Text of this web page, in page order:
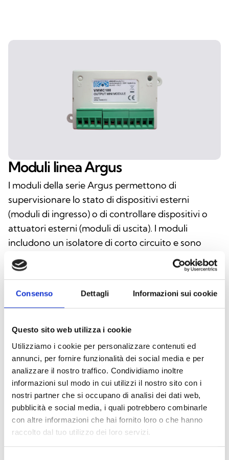
Consenso Dettagli Informazioni sui cookie
Questo sito web utilizza i cookie
Utilizziamo i cookie per personalizzare contenuti ed
annunci, per fornire funzionalità dei social media e per
analizzare il nostro traffico. Condividiamo inoltre
informazioni sul modo in cui utilizzi il nostro sito con i
nostri partner che si occupano di analisi dei dati web,
pubblicità e social media, i quali potrebbero combinarle
con altre informazioni che hai fornito loro o che hanno
raccolto dal tuo utilizzo dei loro servizi.
Moduli linea Argus
I moduli della serie Argus permettono di
supervisionare lo stato di dispositivi esterni
(moduli di ingresso) o di controllare dispositivi o
attuatori esterni (moduli di uscita). I moduli
includono un isolatore di corto circuito e sono
disponibili nella versione mini o da parete.
Pulsanti ALCP100 e AI-CPW-R-01
I pulsanti di allarme manuali ALCP100 e AI-CPW-